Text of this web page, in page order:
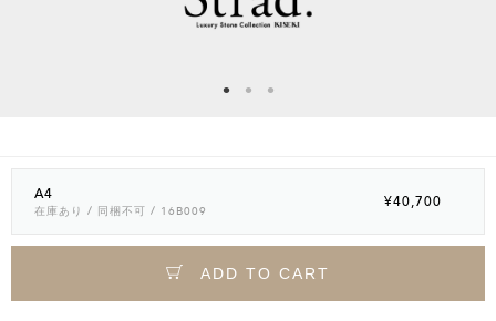
A4
在庫あり / 同梱不可 / 16B009
¥40,700
ADD TO CART